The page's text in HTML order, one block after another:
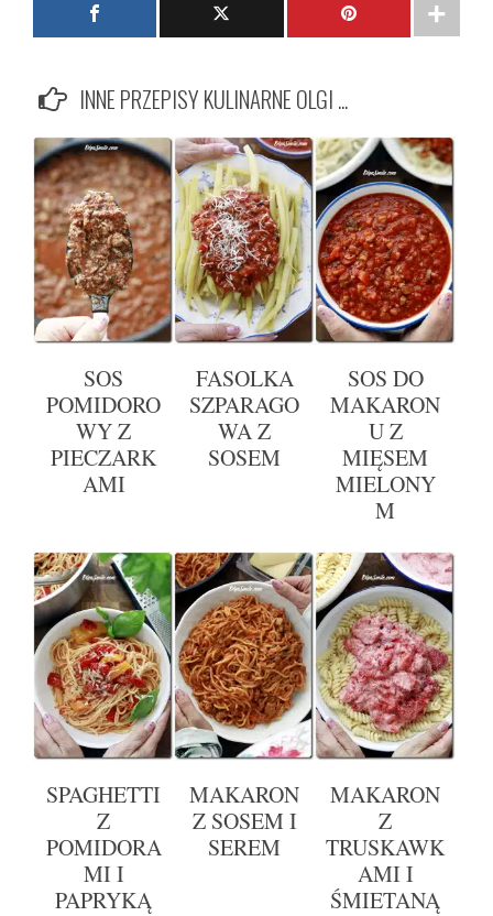
INNE PRZEPISY KULINARNE OLGI ...
SOS
POMIDORO
WY Z
PIECZARK
AMI
FASOLKA
SZPARAGO
WA Z
SOSEM
SOS DO
MAKARON
U Z
MIĘSEM
MIELONY
M
SPAGHETTI
Z
POMIDORA
MI I
PAPRYKĄ
MAKARON
Z SOSEM I
SEREM
MAKARON
Z
TRUSKAWK
AMI I
ŚMIETANĄ